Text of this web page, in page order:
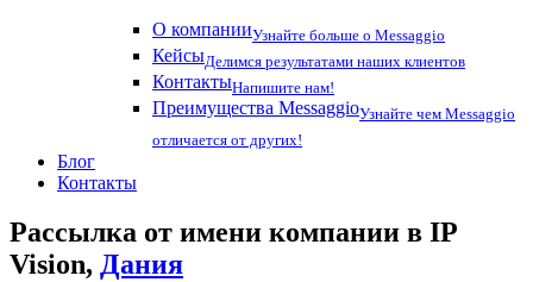
О компанииУзнайте больше о Messaggio
КейсыДелимся результатами наших клиентов
КонтактыНапишите нам!
Преимущества MessaggioУзнайте чем Messaggio
отличается от других!
Блог
Контакты
Рассылка от имени компании в IP
Vision, Дания